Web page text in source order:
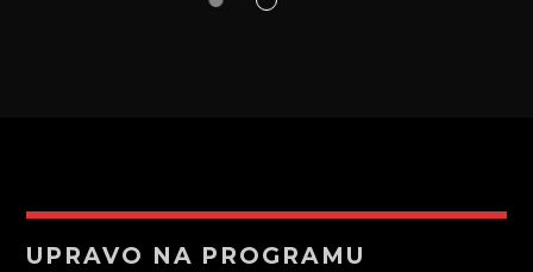
UPRAVO NA PROGRAMU